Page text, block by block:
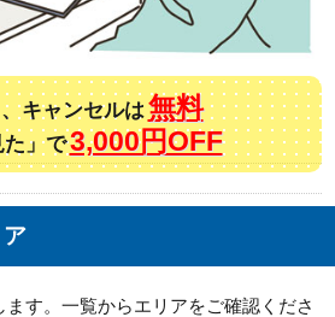
キャンセルは 無料
た」で3,000円OFF
す。一覧からエリアをご確認くださ